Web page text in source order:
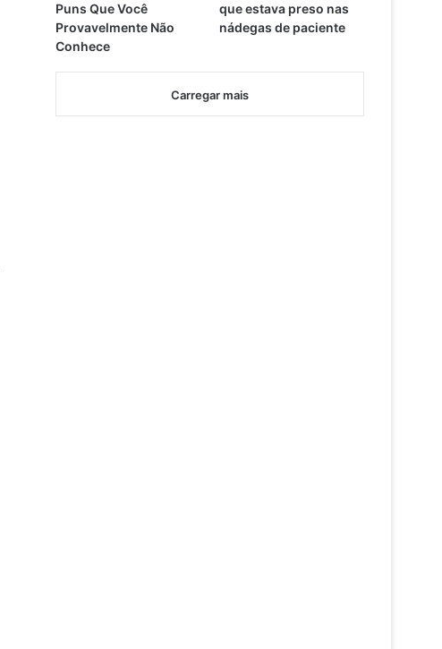
Puns Que Você
Provavelmente Não
Conhece
que estava preso nas
nádegas de paciente
Carregar mais